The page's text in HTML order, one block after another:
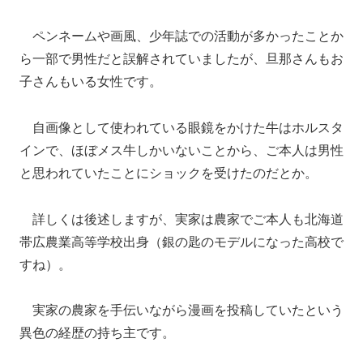
ペンネームや画風、少年誌での活動が多かったことか
ら一部で男性だと誤解されていましたが、旦那さんもお
子さんもいる女性です。
自画像として使われている眼鏡をかけた牛はホルスタ
インで、ほぼメス牛しかいないことから、ご本人は男性
と思われていたことにショックを受けたのだとか。
詳しくは後述しますが、実家は農家でご本人も北海道
帯広農業高等学校出身（銀の匙のモデルになった高校で
すね）。
実家の農家を手伝いながら漫画を投稿していたという
異色の経歴の持ち主です。